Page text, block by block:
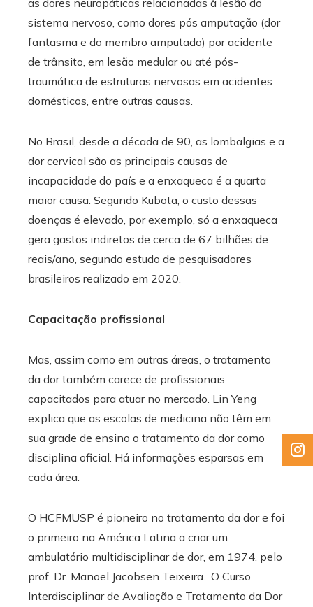
sistema nervoso, como dores pós amputação (dor
fantasma e do membro amputado) por acidente
de trânsito, em lesão medular ou até pós-
traumática de estruturas nervosas em acidentes
domésticos, entre outras causas.
No Brasil, desde a década de 90, as lombalgias e a
dor cervical são as principais causas de
incapacidade do país e a enxaqueca é a quarta
maior causa. Segundo Kubota, o custo dessas
doenças é elevado, por exemplo, só a enxaqueca
gera gastos indiretos de cerca de 67 bilhões de
reais/ano, segundo estudo de pesquisadores
brasileiros realizado em 2020.
Capacitação profissional
Mas, assim como em outras áreas, o tratamento
da dor também carece de profissionais
capacitados para atuar no mercado. Lin Yeng
explica que as escolas de medicina não têm em
sua grade de ensino o tratamento da dor como
disciplina oficial. Há informações esparsas em
cada área.
O HCFMUSP é pioneiro no tratamento da dor e foi
o primeiro na América Latina a criar um
ambulatório multidisciplinar de dor, em 1974, pelo
prof. Dr. Manoel Jacobsen Teixeira. O Curso
Interdisciplinar de Avaliação e Tratamento da Dor